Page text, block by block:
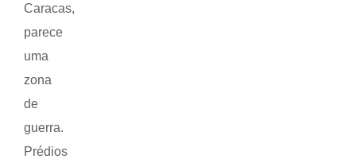
Caracas,
parece
uma
zona
de
guerra.
Prédios